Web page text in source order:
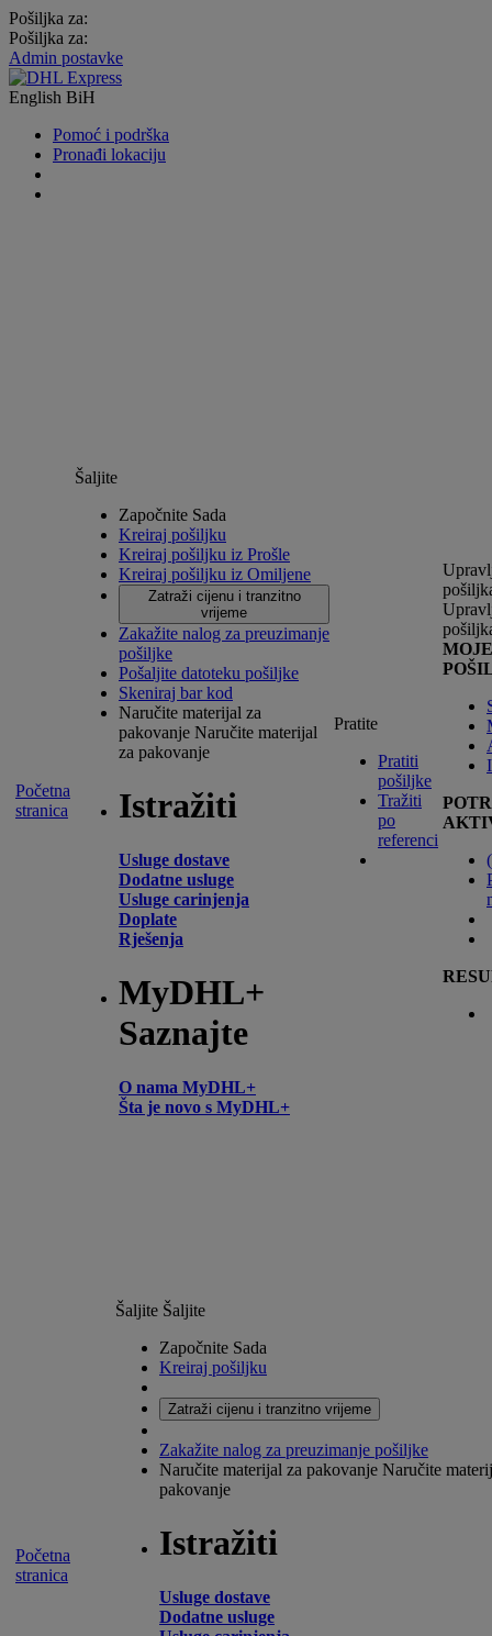
Pošiljka za:
Pošiljka za:
Admin postavke
English BiH
Pomoć i podrška
Pronađi lokaciju
Početna
stranica
Šaljite
Započnite Sada
Kreiraj pošiljku
Kreiraj pošiljku iz Prošle
Kreiraj pošiljku iz Omiljene
Zatraži cijenu i tranzitno
vrijeme
Zakažite nalog za preuzimanje
pošiljke
Pošaljite datoteku pošiljke
Skeniraj bar kod
Naručite materijal za
pakovanje Naručite materijal
za pakovanje
Istražiti
Usluge dostave
Dodatne usluge
Usluge carinjenja
Doplate
Rješenja
MyDHL+
Saznajte
O nama MyDHL+
Šta je novo s MyDHL+
Pratite
Pratiti
pošiljke
Tražiti
po
referenci
MOJE
(
Početna
stranica
Šaljite Šaljite
Započnite Sada
Kreiraj pošiljku
Zatraži cijenu i tranzitno vrijeme
Zakažite nalog za preuzimanje pošiljke
Naručite materijal za pakovanje Naručite
pakovanje
Istražiti
Usluge dostave
Dodatne usluge